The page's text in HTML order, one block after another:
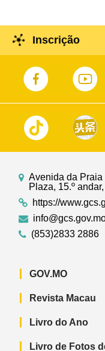
Inscrição
Avenida da Praia
Plaza, 15.º
https://
(853)2833 2886
GOV.MO
Revista Macau
Livro do Ano
Livro de Fotos